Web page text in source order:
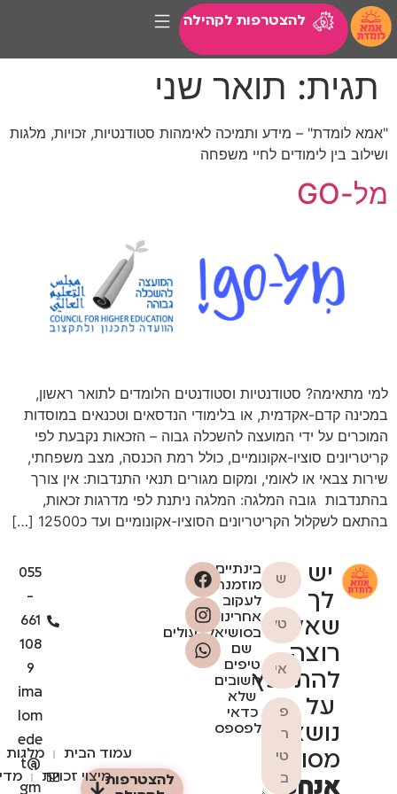
להצטרפות לקהילה
תגית: תואר שני
"אמא לומדת" – מידע ותמיכה לאימהות סטודנטיות, זכויות, מלגות
ושילוב בין לימודים לחיי משפחה
מל-GO
למי מתאימה? סטודנטיות וסטודנטים הלומדים לתואר ראשון,
במכינה קדם-אקדמית, או בלימודי הנדסאים וטכנאים במוסדות
המוכרים על ידי המועצה להשכלה גבוה – הזכאות נקבעת לפי
קריטריונים סוציו-אקונומיים, כולל רמת הכנסה, מצב משפחתי,
שירות צבאי או לאומי, ומקום מגורים תנאי התנדבות: אין צורך
בהתנדבות גובה המלגה: המלגה ניתנת לפי מדרגות זכאות,
בהתאם לשקלול הקריטריונים הסוציו-אקונומיים ועד כ12500 […]
יש
לך
שאלה?
רוצה
להתייעץ
על
נושא
מסוים?
אנחנו
בינתיים,
מוזמנת
לעקוב
אחרינו
בסושיאל...עולים
שם
טיפים
חשובים
שלא
כדאי
לפספס
להצטרפות
עמוד הבית
מלגות
מיצוי זכויות
055
-
661
108
9
ima
lom
ede
t@
gm